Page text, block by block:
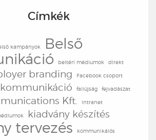
Címkék
kampányok
Belső
beltéri médiumok direkt
branding Facebook csoport
faliújság fejvadászat
Kft. intranet
kiadvány készítés
tervezés kommunikáiós